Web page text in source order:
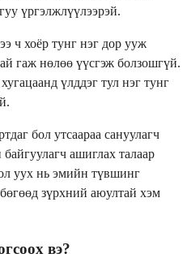
үргэлжлүүлээрэй.
ч хоёр тунг нэг дор ууж
гаж нөлөө үүсгэж болзошгүй.
үлддэг тул нэг тунг
бол утсаараа сануулагч
ашиглах талаар
уух нь эмийн түвшинг
зүрхний аюултай хэм
вэ?